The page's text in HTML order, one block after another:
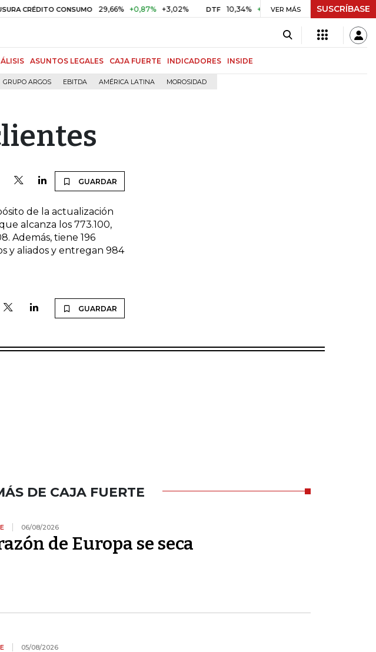
CRÉDITO CONSUMO 29,66% +0,87% +3,02% DTF 10,34% +0,10% +0,98% UVR $ 416,86
VER MÁS SUSCRÍBASE
ASUNTOS LEGALES CAJA FUERTE INDICADORES INSIDE
GRUPO ARGOS EBITDA AMÉRICA LATINA MOROSIDAD
GUARDAR
de la actualización
alcanza los 773.100,
Además, tiene 196
y aliados y entregan 984
GUARDAR
DE CAJA FUERTE
06/08/2026
de Europa se seca
05/08/2026